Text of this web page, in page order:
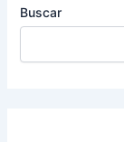
Buscar